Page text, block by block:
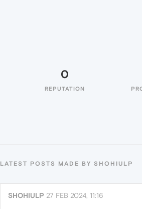
0
REPUTATION
LATEST POSTS MADE BY SHOHIULP
SHOHIULP 27 FEB 2024, 11:16